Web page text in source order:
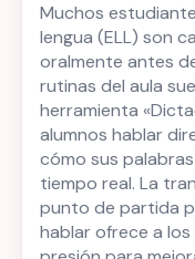
Muchos
lengua (ELL) son
oralmente antes
rutinas del aula
herramienta
alumnos hablar
cómo sus
tiempo real. La
punto de partida
hablar ofrece a